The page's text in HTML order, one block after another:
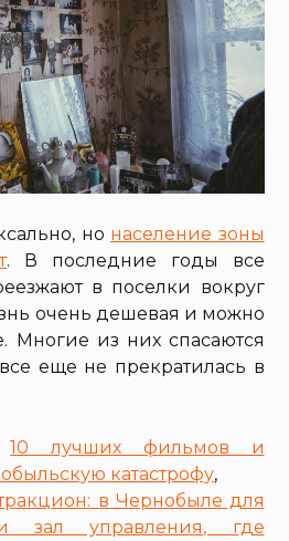
но население зоны
. В последние годы все
в поселки вокруг
очень дешевая и можно
Многие из них спасаются
еще не прекратилась в
10 лучших фильмов и
катастрофу,
в Чернобыле для
зал управления, где